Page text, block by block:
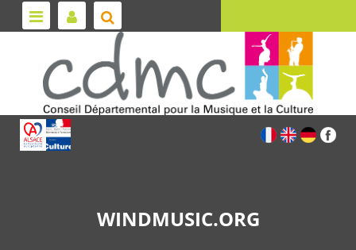
WINDMUSIC.ORG